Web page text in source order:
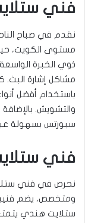
فني
نقدم في صباح
مستوى الكويت،
ذوي الخبرة
مشاكل إشارة البث.
باستخدام أفضل
والتشويش.
سبورتس بسهولة عبر
فني
نحرص في فني
ومتخصص، يضم
ستلايت هندي